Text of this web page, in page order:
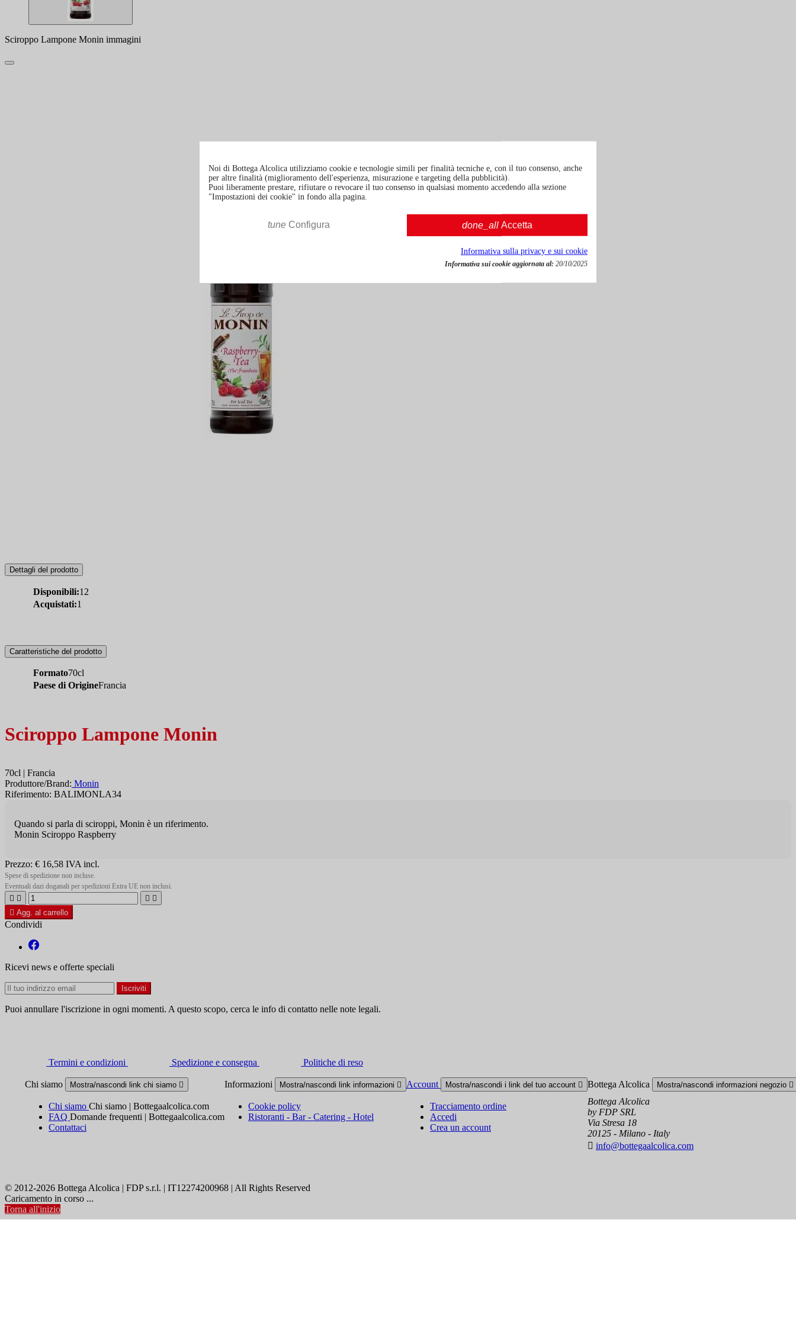
Sciroppo Lampone Monin immagini
Dettagli del prodotto
Disponibili:12
Acquistati:1
Caratteristiche del prodotto
Formato70cl
Paese di OrigineFrancia
Sciroppo Lampone Monin
70cl | Francia
Produttore/Brand: Monin
Riferimento: BALIMONLA34
Quando si parla di sciroppi, Monin è un riferimento.
Monin Sciroppo Raspberry
Prezzo: € 16,58 IVA incl.
Spese di spedizione non incluse.
Eventuali dazi doganali per spedizioni Extra UE non inclusi.
   
 Agg. al carrello
Condividi
Ricevi news e offerte speciali
Puoi annullare l'iscrizione in ogni momenti. A questo scopo, cerca le info di contatto nelle note legali.
Termini e condizioni Spedizione e consegna Politiche di reso
Chi siamo Mostra/nascondi link chi siamo 
Chi siamo Chi siamo | Bottegaalcolica.com
FAQ Domande frequenti | Bottegaalcolica.com
Contattaci
Informazioni Mostra/nascondi link informazioni 
Cookie policy
Ristoranti - Bar - Catering - Hotel
Account Mostra/nascondi i link del tuo account 
Tracciamento ordine
Accedi
Crea un account
Bottega Alcolica Mostra/nascondi informazioni negozio 
Bottega Alcolica
by FDP SRL
Via Stresa 18
20125 - Milano - Italy
 info@bottegaalcolica.com
© 2012-2026 Bottega Alcolica | FDP s.r.l. | IT12274200968 | All Rights Reserved
Caricamento in corso ...
Torna all'inizio
Noi di Bottega Alcolica utilizziamo cookie e tecnologie simili per finalità tecniche e, con il tuo consenso, anche
per altre finalità (miglioramento dell'esperienza, misurazione e targeting della pubblicità).
Puoi liberamente prestare, rifiutare o revocare il tuo consenso in qualsiasi momento accedendo alla sezione
"Impostazioni dei cookie" in fondo alla pagina.
tune Configura done_all Accetta
Informativa sulla privacy e sui cookie
Informativa sui cookie aggiornata al: 20/10/2025